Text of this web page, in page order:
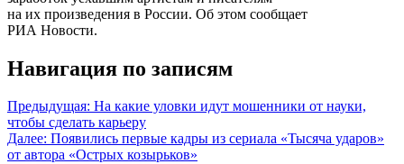
на их произведения в России. Об этом сообщает
РИА Новости.
Навигация по записям
Предыдущая: На какие уловки идут мошенники от науки,
чтобы сделать карьеру
Далее: Появились первые кадры из сериала «Тысяча ударов»
от автора «Острых козырьков»